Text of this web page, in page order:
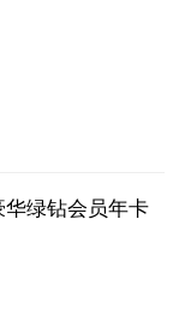
绿钻会员年卡